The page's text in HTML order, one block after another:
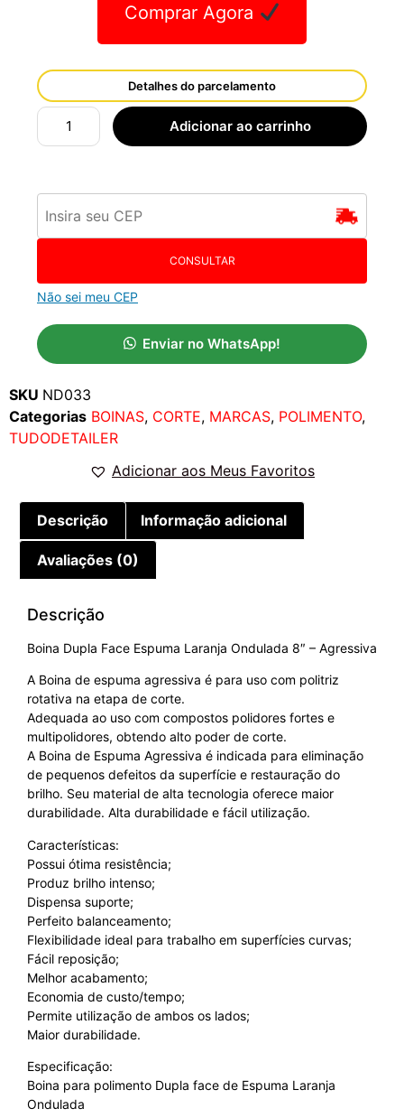
Comprar Agora
Detalhes do parcelamento
Adicionar ao carrinho
CONSULTAR
Não sei meu CEP
Enviar no WhatsApp!
SKU ND033
Categorias BOINAS, CORTE, MARCAS, POLIMENTO,
TUDODETAILER
Adicionar aos Meus Favoritos
Descrição Informação adicional
Avaliações (0)
Descrição
Boina Dupla Face Espuma Laranja Ondulada 8″ – Agressiva
A Boina de espuma agressiva é para uso com politriz
rotativa na etapa de corte.
Adequada ao uso com compostos polidores fortes e
multipolidores, obtendo alto poder de corte.
A Boina de Espuma Agressiva é indicada para eliminação
de pequenos defeitos da superfície e restauração do
brilho. Seu material de alta tecnologia oferece maior
durabilidade. Alta durabilidade e fácil utilização.
Características:
Possui ótima resistência;
Produz brilho intenso;
Dispensa suporte;
Perfeito balanceamento;
Flexibilidade ideal para trabalho em superfícies curvas;
Fácil reposição;
Melhor acabamento;
Economia de custo/tempo;
Permite utilização de ambos os lados;
Maior durabilidade.
Especificação:
Boina para polimento Dupla face de Espuma Laranja
Ondulada